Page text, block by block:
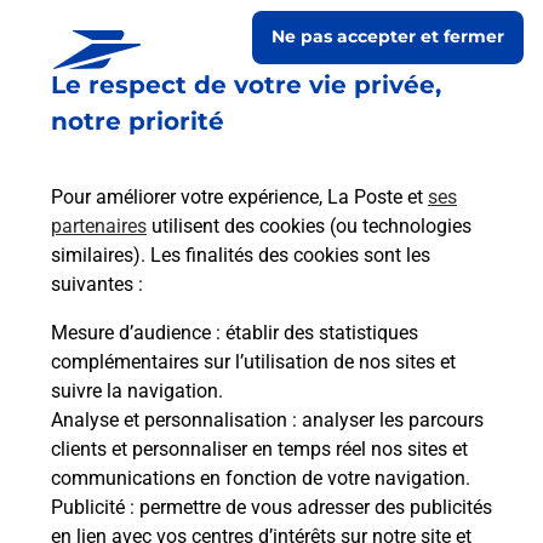
Le respect de votre vie privée,
notre priorité
Pour améliorer votre expérience, La Poste et ses
partenaires utilisent des cookies (ou technologies
similaires). Les finalités des cookies sont les
suivantes :
Mesure d’audience : établir des statistiques
complémentaires sur l’utilisation de nos sites et
suivre la navigation.
Analyse et personnalisation : analyser les parcours
clients et personnaliser en temps réel nos sites et
communications en fonction de votre navigation.
Publicité : permettre de vous adresser des publicités
en lien avec vos centres d’intérêts sur notre site et
Ne pas accepter et fermer
Prochaine collecte du courriersamedià 08h00
6 Rue Principale
10330 Montmorency Beaufort
Itinéraire
Le lien s'ouvre dans un nouvel onglet